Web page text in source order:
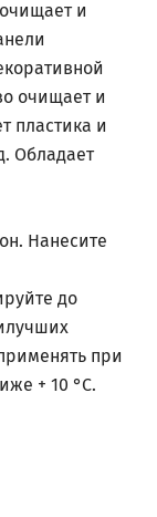
и
очищает и
пластика и
Обладает
Нанесите
до
при
+ 10 °С.